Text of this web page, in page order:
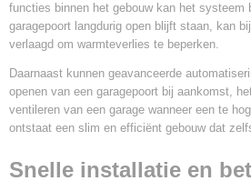
functies binnen het gebouw kan het systeem
garagepoort langdurig open blijft staan, kan
verlaagd om warmteverlies te beperken.
Daarnaast kunnen geavanceerde
openen van een garagepoort bij aankomst,
ventileren van een garage wanneer een te
ontstaat een slim en efficiënt gebouw dat
Snelle installatie en